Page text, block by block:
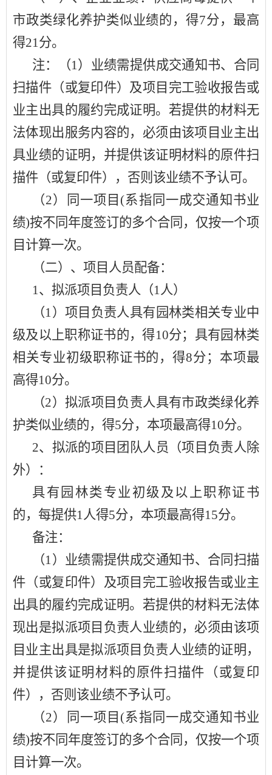
市政类绿化养护类似业绩的，得7分，最高
得21分。
注：（1）业绩需提供成交通知书、合同
扫描件（或复印件）及项目完工验收报告或
业主出具的履约完成证明。若提供的材料无
法体现出服务内容的，必须由该项目业主出
具业绩的证明，并提供该证明材料的原件扫
描件（或复印件），否则该业绩不予认可。
（2）同一项目(系指同一成交通知书业
绩)按不同年度签订的多个合同，仅按一个项
目计算一次。
（二）、项目人员配备：
1、拟派项目负责人（1人）
（1）项目负责人具有园林类相关专业中
级及以上职称证书的，得10分；具有园林类
相关专业初级职称证书的，得8分；本项最
高得10分。
（2）拟派项目负责人具有市政类绿化养
护类似业绩的，得5分，本项最高得10分。
2、拟派的项目团队人员（项目负责人除
外）：
具有园林类专业初级及以上职称证书
的，每提供1人得5分，本项最高得15分。
备注：
（1） 业绩需提供成交通知书、合同扫描
件（或复印件）及项目完工验收报告或业主
出具的履约完成证明。若提供的材料无法体
现出是拟派项目负责人业绩的，必须由该项
目业主出具是拟派项目负责人业绩的证明，
并提供该证明材料的原件扫描件（或复印
件），否则该业绩不予认可。
（2）同一项目(系指同一成交通知书业
绩)按不同年度签订的多个合同，仅按一个项
目计算一次。